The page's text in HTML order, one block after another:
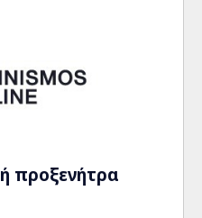
προξενήτρα